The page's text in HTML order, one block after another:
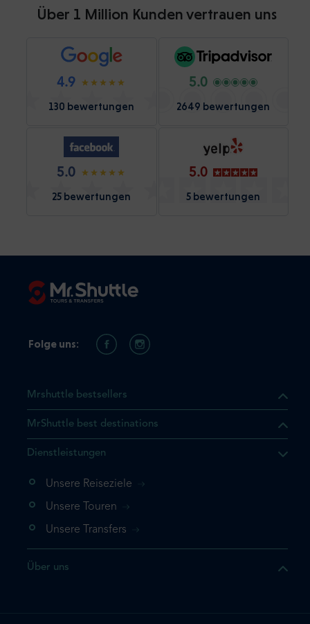
Über 1 Million Kunden vertrauen uns
4.9
130 bewertungen
5.0
2649 bewertungen
5.0
25 bewertungen
5.0
5 bewertungen
dass sich das Produkt, das
Warenkorb befindet.
einmal hinzufügen
ein weiteres Mal
Mrshuttle bestsellers
MrShuttle best destinations
Dienstleistungen
Unsere Reiseziele
Unsere Touren
Unsere Transfers
Über uns
Folge uns: